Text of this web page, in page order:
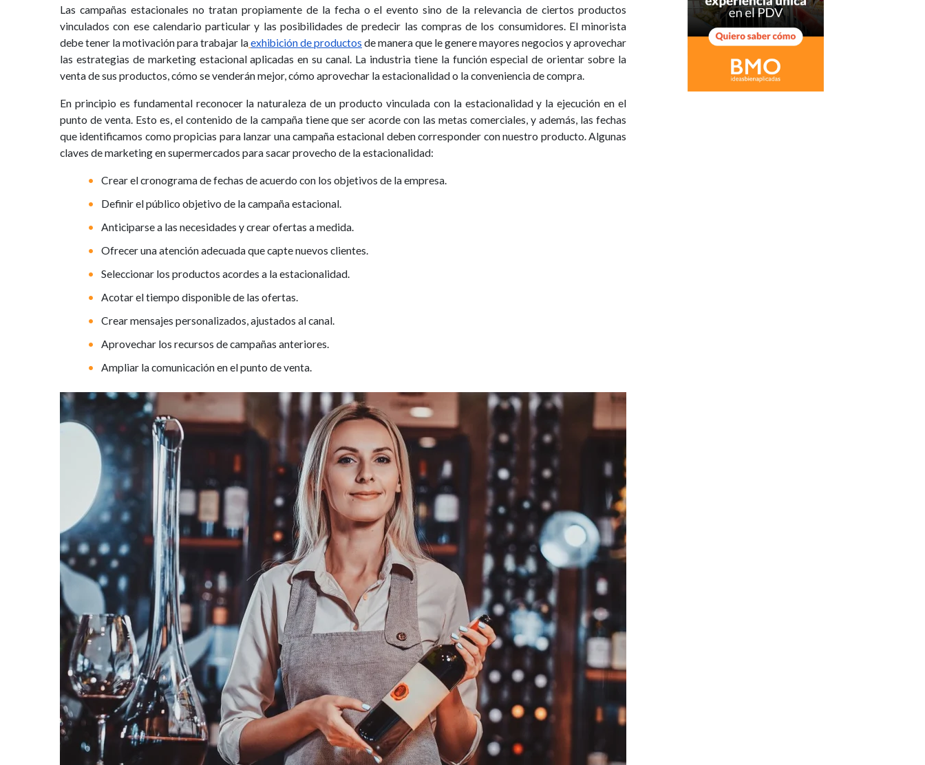
Las campañas estacionales no tratan propiamente de la fecha o el evento sino de la relevancia de ciertos productos
vinculados con ese calendario particular y las posibilidades de predecir las compras de los consumidores. El minorista
debe tener la motivación para trabajar laexhibición de productos de manera que le genere mayores negocios y aprovechar
las estrategias de marketing estacional aplicadas en su canal. La industria tiene la función especial de orientar sobre la
venta de sus productos, cómo se venderán mejor, cómo aprovechar la estacionalidad o la conveniencia de compra.
En principio es fundamental reconocer la naturaleza de un producto vinculada con la estacionalidad y la ejecución en el
punto de venta. Esto es, el contenido de la campaña tiene que ser acorde con las metas comerciales, y además, las fechas
que identificamos como propicias para lanzar una campaña estacional deben corresponder con nuestro producto. Algunas
claves de marketing en supermercados para sacar provecho de la estacionalidad:
Crear el cronograma de fechas de acuerdo con los objetivos de la empresa.
Definir el público objetivo de la campaña estacional.
Anticiparse a las necesidades y crear ofertas a medida.
Ofrecer una atención adecuada que capte nuevos clientes.
Seleccionar los productos acordes a la estacionalidad.
Acotar el tiempo disponible de las ofertas.
Crear mensajes personalizados, ajustados al canal.
Aprovechar los recursos de campañas anteriores.
Ampliar la comunicación en el punto de venta.